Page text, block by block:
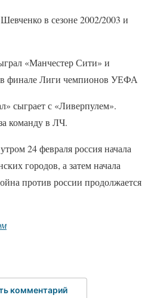
в сезоне 2002/2003 и
«Манчестер Сити» и
в финале Лиги чемпионов УЕФА
сыграет с «Ливерпулем».
команду в ЛЧ.
24 февраля россия начала
городов, а затем начала
против россии продолжается
комментарий